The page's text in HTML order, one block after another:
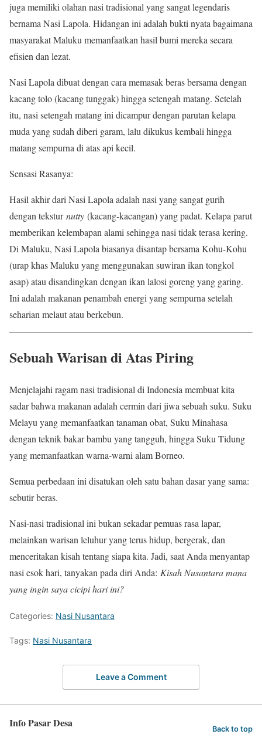
juga memiliki olahan nasi tradisional yang sangat legendaris
bernama Nasi Lapola. Hidangan ini adalah bukti nyata bagaimana
masyarakat Maluku memanfaatkan hasil bumi mereka secara
efisien dan lezat.
Nasi Lapola dibuat dengan cara memasak beras bersama dengan
kacang tolo (kacang tunggak) hingga setengah matang. Setelah
itu, nasi setengah matang ini dicampur dengan parutan kelapa
muda yang sudah diberi garam, lalu dikukus kembali hingga
matang sempurna di atas api kecil.
Sensasi Rasanya:
Hasil akhir dari Nasi Lapola adalah nasi yang sangat gurih
dengan teksturnutty (kacang-kacangan) yang padat. Kelapa parut
memberikan kelembapan alami sehingga nasi tidak terasa kering.
Di Maluku, Nasi Lapola biasanya disantap bersama Kohu-Kohu
(urap khas Maluku yang menggunakan suwiran ikan tongkol
asap) atau disandingkan dengan ikan lalosi goreng yang garing.
Ini adalah makanan penambah energi yang sempurna setelah
seharian melaut atau berkebun.
Sebuah Warisan di Atas Piring
Menjelajahi ragam nasi tradisional di Indonesia membuat kita
sadar bahwa makanan adalah cermin dari jiwa sebuah suku. Suku
Melayu yang memanfaatkan tanaman obat, Suku Minahasa
dengan teknik bakar bambu yang tangguh, hingga Suku Tidung
yang memanfaatkan warna-warni alam Borneo.
Semua perbedaan ini disatukan oleh satu bahan dasar yang sama:
sebutir beras.
Nasi-nasi tradisional ini bukan sekadar pemuas rasa lapar,
melainkan warisan leluhur yang terus hidup, bergerak, dan
menceritakan kisah tentang siapa kita. Jadi, saat Anda menyantap
nasi esok hari, tanyakan pada diri Anda: Kisah Nusantara mana
yang ingin saya cicipi hari ini?
Categories: Nasi Nusantara
Tags: Nasi Nusantara
Leave a Comment
Info Pasar Desa Back to top